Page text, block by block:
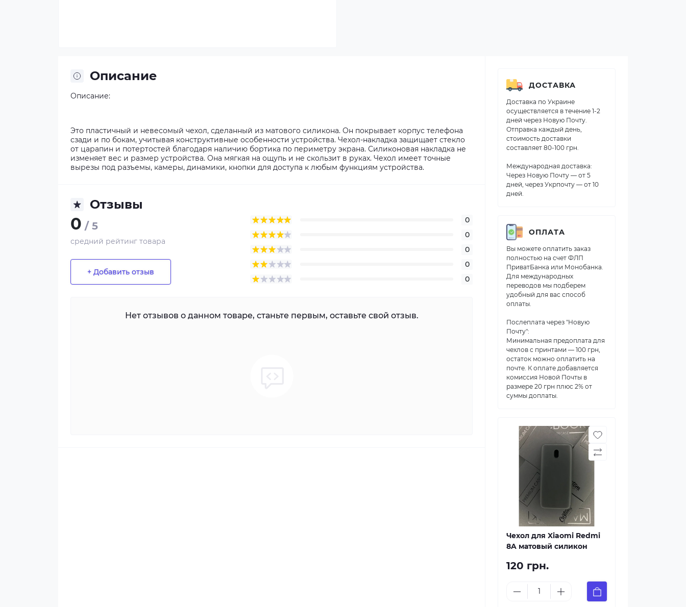
Описание
Описание:
Это пластичный и невесомый чехол, сделанный из матового силикона. Он покрывает корпус телефона
сзади и по бокам, учитывая конструктивные особенности устройства. Чехол-накладка защищает стекло
от царапин и потертостей благодаря наличию бортика по периметру экрана. Силиконовая накладка не
изменяет вес и размер устройства. Она мягкая на ощупь и не скользит в руках. Чехол имеет точные
вырезы под разъемы, камеры, динамики, кнопки для доступа к любым функциям устройства.
Отзывы
0 / 5
средний рейтинг товара
+ Добавить отзыв
0
0
0
0
0
Нет отзывов о данном товаре, станьте первым, оставьте свой отзыв.
ДОСТАВКА
Доставка по Украине
осуществляется в течение 1-2
дней через Новую Почту.
Отправка каждый день,
стоимость доставки
составляет 80-100 грн.
Международная доставка:
Через Новую Почту — от 5
дней, через Укрпочту — от 10
дней.
ОПЛАТА
Вы можете оплатить заказ
полностью на счет ФЛП
ПриватБанка или Монобанка.
Для международных
переводов мы подберем
удобный для вас способ
оплаты.
Послеплата через "Новую
Почту":
Минимальная предоплата для
чехлов с принтами — 100 грн,
остаток можно оплатить на
почте. К оплате добавляется
комиссия Новой Почты в
размере 20 грн плюс 2% от
суммы доплаты.
Чехол для Xiaomi Redmi
8A матовый силикон
120 грн.